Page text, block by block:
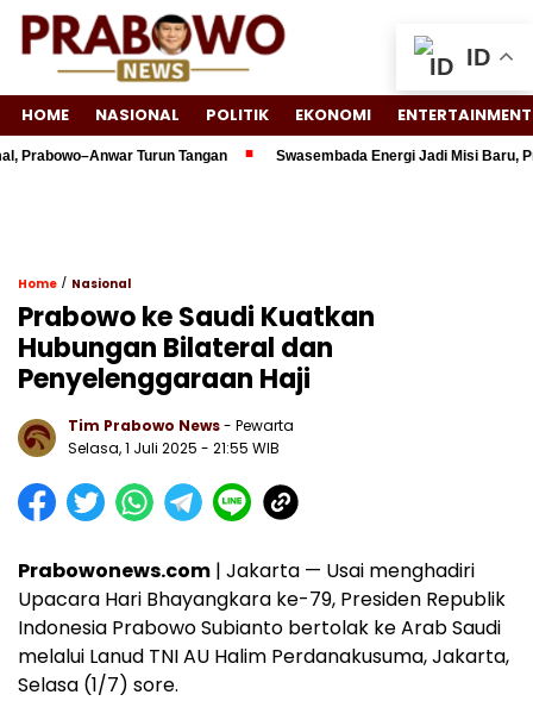
HOME NASIONAL POLITIK EKONOMI ENTERTAINMENT
Turun Tangan Swasembada Energi Jadi Misi Baru,
Home / Nasional
Prabowo ke Saudi Kuatkan
Hubungan Bilateral dan
Penyelenggaraan Haji
Tim Prabowo News- Pewarta
Selasa, 1 Juli 2025 - 21:55 WIB
Prabowonews.com | Jakarta — Usai menghadiri
Upacara Hari Bhayangkara ke-79, Presiden Republik
Indonesia Prabowo Subianto bertolak ke Arab Saudi
melalui Lanud TNI AU Halim Perdanakusuma, Jakarta,
Selasa (1/7) sore.
ID